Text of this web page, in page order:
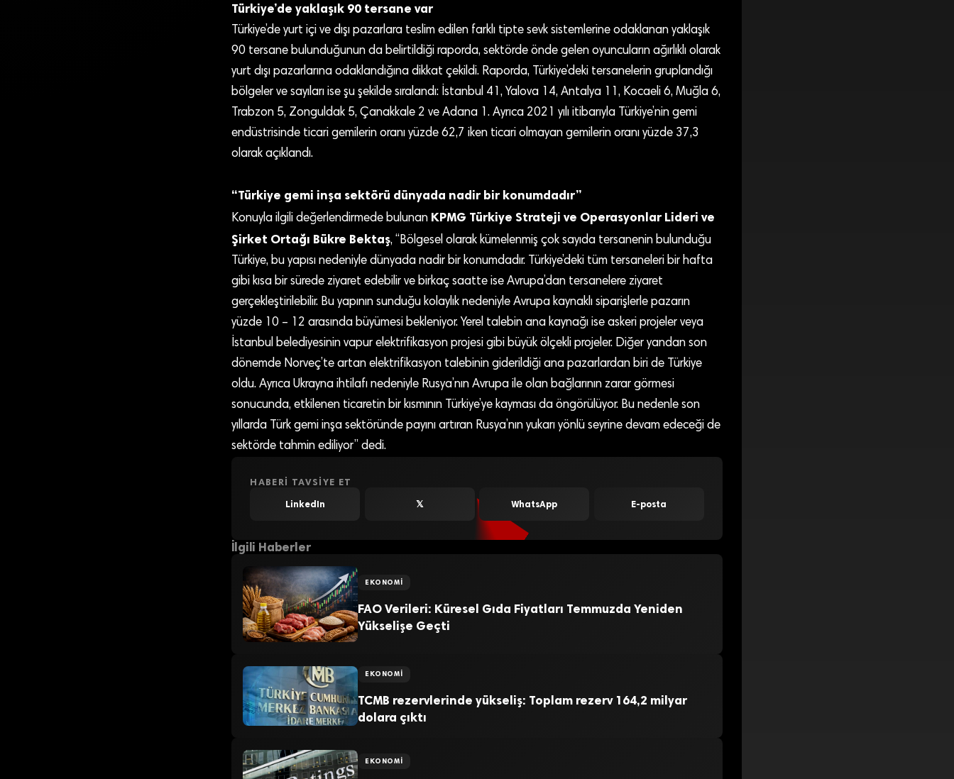
Türkiye’de yaklaşık 90 tersane var
Türkiye’de yurt içi ve dışı pazarlara teslim edilen farklı tipte sevk sistemlerine odaklanan yaklaşık
90 tersane bulunduğunun da belirtildiği raporda, sektörde önde gelen oyuncuların ağırlıklı olarak
yurt dışı pazarlarına odaklandığına dikkat çekildi. Raporda, Türkiye’deki tersanelerin gruplandığı
bölgeler ve sayıları ise şu şekilde sıralandı: İstanbul 41, Yalova 14, Antalya 11, Kocaeli 6, Muğla 6,
Trabzon 5, Zonguldak 5, Çanakkale 2 ve Adana 1. Ayrıca 2021 yılı itibarıyla Türkiye’nin gemi
endüstrisinde ticari gemilerin oranı yüzde 62,7 iken ticari olmayan gemilerin oranı yüzde 37,3
olarak açıklandı.
“Türkiye gemi inşa sektörü dünyada nadir bir konumdadır”
Konuyla ilgili değerlendirmede bulunan KPMG Türkiye Strateji ve Operasyonlar Lideri ve
Şirket Ortağı Bükre Bektaş, “Bölgesel olarak kümelenmiş çok sayıda tersanenin bulunduğu
Türkiye, bu yapısı nedeniyle dünyada nadir bir konumdadır. Türkiye’deki tüm tersaneleri bir hafta
gibi kısa bir sürede ziyaret edebilir ve birkaç saatte ise Avrupa’dan tersanelere ziyaret
gerçekleştirilebilir. Bu yapının sunduğu kolaylık nedeniyle Avrupa kaynaklı siparişlerle pazarın
yüzde 10 – 12 arasında büyümesi bekleniyor. Yerel talebin ana kaynağı ise askeri projeler veya
İstanbul belediyesinin vapur elektrifikasyon projesi gibi büyük ölçekli projeler. Diğer yandan son
dönemde Norveç’te artan elektrifikasyon talebinin giderildiği ana pazarlardan biri de Türkiye
oldu. Ayrıca Ukrayna ihtilafı nedeniyle Rusya’nın Avrupa ile olan bağlarının zarar görmesi
sonucunda, etkilenen ticaretin bir kısmının Türkiye’ye kayması da öngörülüyor. Bu nedenle son
yıllarda Türk gemi inşa sektöründe payını artıran Rusya’nın yukarı yönlü seyrine devam edeceği de
sektörde tahmin ediliyor” dedi.
HABERI TAVSIYE ET
LinkedIn 𝕏 WhatsApp E-posta
İlgili Haberler
EKONOMI
FAO Verileri: Küresel Gıda Fiyatları Temmuzda Yeniden
Yükselişe Geçti
EKONOMI
TCMB rezervlerinde yükseliş: Toplam rezerv 164,2 milyar
dolara çıktı
EKONOMI